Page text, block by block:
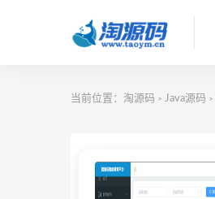
当前位置： 淘源码 > Java源码 >